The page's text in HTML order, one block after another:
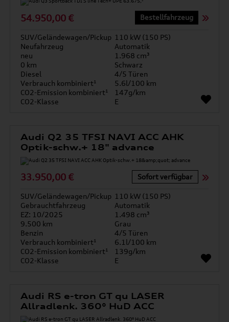
54.950,00 € Bestellfahrzeug
SUV/Geländewagen/Pickup 110 kW (150 PS)
Neufahrzeug
Automatik
neu
1.968 cm³
0 km
Schwarz
Diesel
4/5 Türen
Verbrauch kombiniert¹
5.6l/100 km
CO2-Emission kombiniert¹
147g/km
CO2-Klasse
E
Audi Q2 35 TFSI NAVI ACC AHK
Optik-schw.+ 18" advance
33.950,00 € Sofort verfügbar
SUV/Geländewagen/Pickup 110 kW (150 PS)
Gebrauchtfahrzeug
Automatik
EZ: 10/2025
1.498 cm³
9.500 km
Grau
Benzin
4/5 Türen
Verbrauch kombiniert¹
6.1l/100 km
CO2-Emission kombiniert¹
139g/km
CO2-Klasse
E
Audi RS e-tron GT qu LASER
Allradlenk. 360° HuD ACC